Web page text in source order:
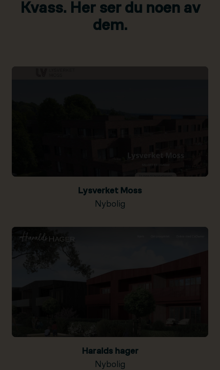
Kvass. Her ser du noen av
dem.
Lysverket Moss
Nybolig
Haralds hager
Nybolig